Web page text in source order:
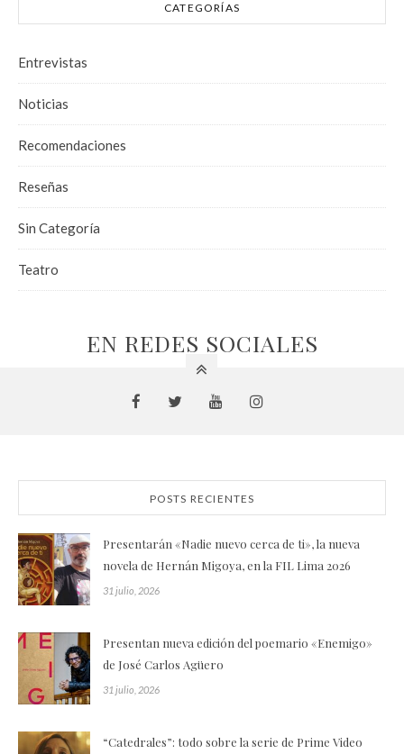
CATEGORÍAS
Entrevistas
Noticias
Recomendaciones
Reseñas
Sin Categoría
Teatro
EN REDES SOCIALES
POSTS RECIENTES
Presentarán «Nadie nuevo cerca de ti», la nueva
novela de Hernán Migoya, en la FIL Lima 2026
31 julio, 2026
Presentan nueva edición del poemario «Enemigo»
de José Carlos Agüero
31 julio, 2026
“Catedrales”: todo sobre la serie de Prime Video